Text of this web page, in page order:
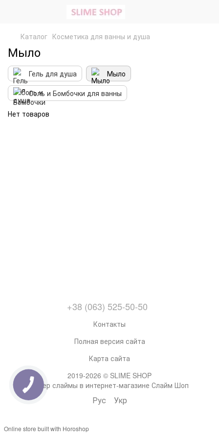
Каталог Косметика для ванны и душа
Мыло
Гель для душа
Мыло
Соль и Бомбочки для ванны
Нет товаров
+38 (063) 525-50-50
Контакты
Полная версия сайта
Карта сайта
2019-2026 © SLIME SHOP
Супер слаймы в интернет-магазине Слайм Шоп
Рус Укр
Online store built with Horoshop